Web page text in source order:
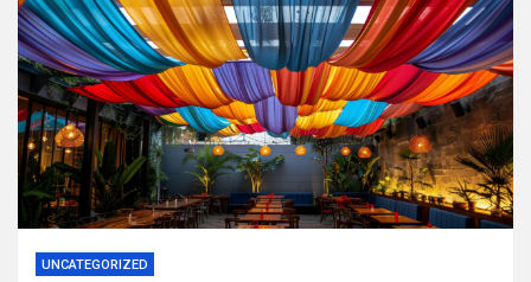
UNCATEGORIZED